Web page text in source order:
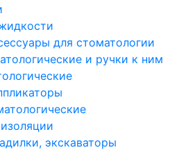
для стоматологии
и ручки к ним
экскаваторы